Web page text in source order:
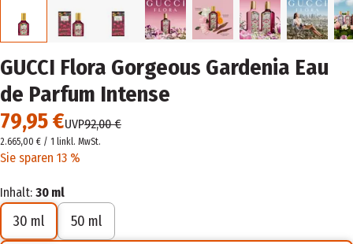
GUCCI Flora Gorgeous Gardenia Eau
de Parfum Intense
79,95 €UVP92,00 €
2.665,00 € / 1 linkl. MwSt.
Sie sparen 13 %
Inhalt: 30 ml
30 ml 50 ml